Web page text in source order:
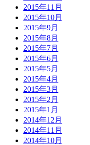
2015年11月
2015年10月
2015年9月
2015年8月
2015年7月
2015年6月
2015年5月
2015年4月
2015年3月
2015年2月
2015年1月
2014年12月
2014年11月
2014年10月